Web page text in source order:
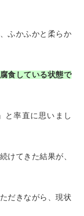
ふかふかと柔らか
食している状態で
と率直に思いまし
けてきた結果が、
だきながら、現状